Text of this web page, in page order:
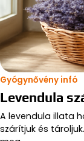
Gyógynővény infó
Levendula
A levendula illata
szárítjuk és